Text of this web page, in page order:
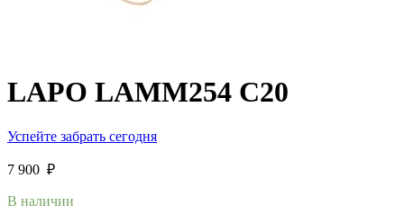
LAPO LAMM254 C20
Успейте забрать сегодня
7 900 ₽
В наличии